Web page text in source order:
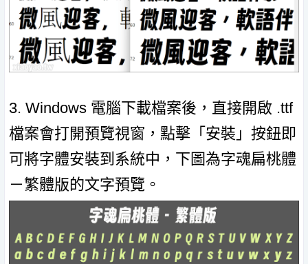
3. Windows 電腦下載檔案後，直接開啟 .ttf
檔案會打開預覽視窗，點擊「安裝」按鈕即
可將字體安裝到系統中，下圖為字魂扁桃體
－繁體版的文字預覽。